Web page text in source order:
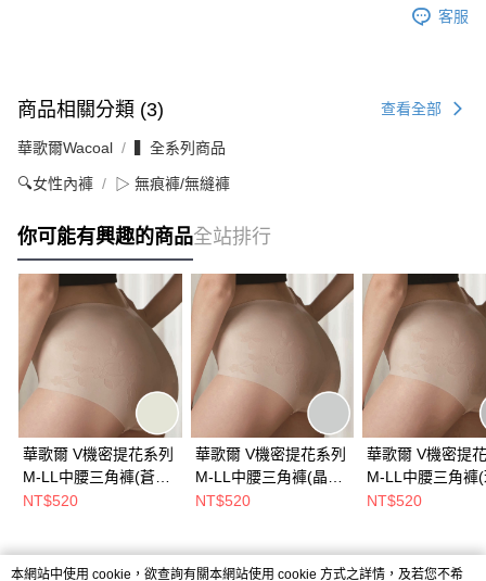
客服
商品相關分類 (3) 查看全部
華歌爾Wacoal ▍全系列商品
🔍女性內褲 ▷ 無痕褲/無縫褲
你可能有興趣的商品全站排行
華歌爾 V機密提花系列
M-LL中腰三角褲(蒼穹
黃綠) 熱銷經典款-深V
NT$520
華歌爾 V機密提花系列
M-LL中腰三角褲(晶礦
海鹽灰) 熱銷經典款-深
NT$520
華歌爾 V機密提
M-LL中腰三角褲
灰) 熱銷經典款-
NT$520
本網站中使用 cookie，欲查詢有關本網站使用 cookie 方式之詳情，及若您不希